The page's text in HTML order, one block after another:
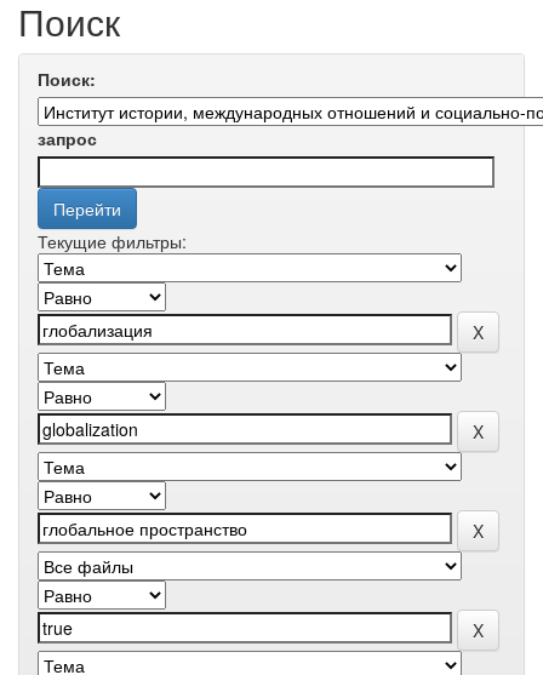
Поиск
Поиск:
запрос
Текущие фильтры: